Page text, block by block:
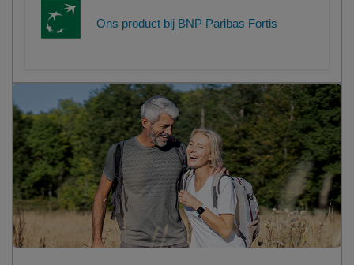
Ons product bij BNP Paribas Fortis